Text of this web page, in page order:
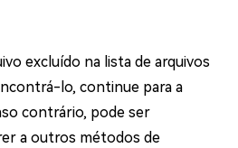
excluído na lista de arquivos
lo, continue para a
contrário, pode ser
a outros métodos de